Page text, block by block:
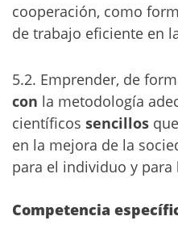
cooperación, como
de trabajo eficiente en
5.2. Emprender, de
con la metodología
científicos sencillos
en la mejora de la
para el individuo y para
Competencia